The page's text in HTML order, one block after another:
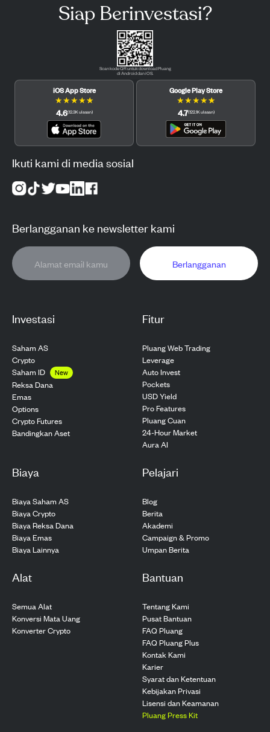
Investasi
Saham AS
Crypto
Saham ID
New
Reksa Dana
Emas
Options
Crypto Futures
Bandingkan Aset
Fitur
Pluang Web Trading
Leverage
Auto Invest
Pockets
USD Yield
Pro Features
Pluang Cuan
24-Hour Market
Aura AI
Biaya
Biaya Saham AS
Biaya Crypto
Biaya Reksa Dana
Biaya Emas
Biaya Lainnya
Pelajari
Blog
Berita
Akademi
Campaign & Promo
Umpan Berita
Alat
Semua Alat
Konversi Mata Uang
Konverter Crypto
Bantuan
Tentang Kami
Pusat Bantuan
FAQ Pluang
FAQ Pluang Plus
Kontak Kami
Karier
Syarat dan Ketentuan
Kebijakan Privasi
Lisensi dan Keamanan
Pluang Press Kit
Siap Berinvestasi?
Scan kode QR untuk download Pluang
di Android dan iOS.
iOS App Store
★★★★★
4.6(12.3K ulasan)
Google Play Store
★★★★★
4.7(122.1K ulasan)
Ikuti kami di media sosial
Berlangganan ke newsletter kami
Berlangganan